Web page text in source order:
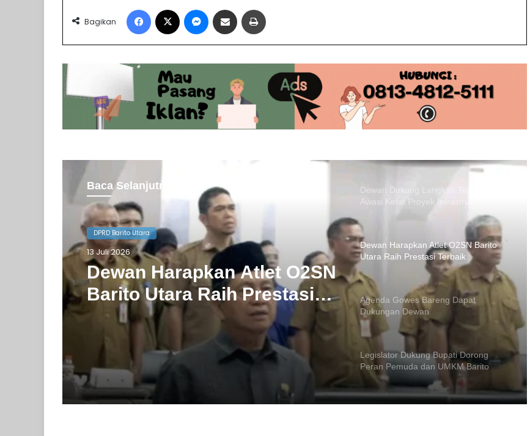
Bagikan
Facebook Messenger
Share via Email
Baca Selanjutnya
DPRD Barito Utara
13 Juli 2026
Dewan Harapkan Atlet O2SN
Barito Utara Raih Prestasi
Terbaik
DPRD Barito Utara
10 Juli 2026
Agenda Gowes Bareng
Dapat Dukungan Dewan
Pimpinan DPRD Barito Utara
Apresiasi Dedikasi Polri
Dewan Harapkan Atlet O2SN Barito
Utara Raih Prestasi Terbaik
Agenda Gowes Bareng Dapat
Dukungan Dewan
Legislator Dukung Bupati Dorong
Peran Pemuda dan UMKM Barito
Utara
Hari Bhayangkara, Dewan Apresiasi
Sinergi Polri dan Pemkab Barito Utara